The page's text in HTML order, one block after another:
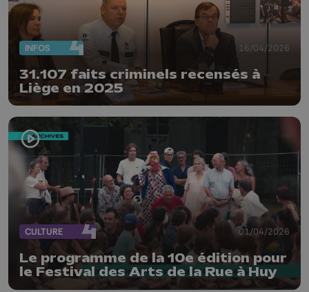
INFOS 16/04/2026
31.107 faits criminels recensés à
Liège en 2025
CULTURE 01/04/2026
Le programme de la 10e édition pour
le Festival des Arts de la Rue à Huy